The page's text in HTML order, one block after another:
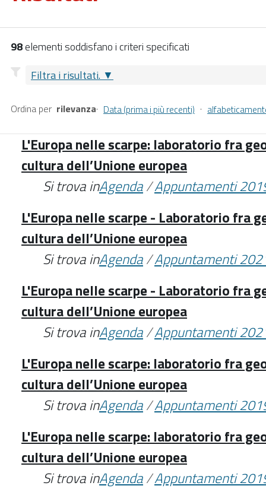
98elementi soddisfano i criteri specificati
Filtra i risultati.
Ordina per rilevanza· Data (prima i più recenti) ·
L'Europa nelle scarpe: laboratorio fra
cultura dell’Unione europea
Si trova inAgenda/Appuntamenti
L'Europa nelle scarpe - Laboratorio fra
cultura dell’Unione europea
Si trova inAgenda/Appuntamenti
L'Europa nelle scarpe - Laboratorio fra
cultura dell’Unione europea
Si trova inAgenda/Appuntamenti
L'Europa nelle scarpe: laboratorio fra
cultura dell’Unione europea
Si trova inAgenda/Appuntamenti
L'Europa nelle scarpe: laboratorio fra
cultura dell’Unione europea
Si trova inAgenda/Appuntamenti